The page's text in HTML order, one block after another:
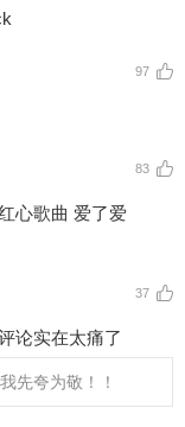
97
83
心歌曲 爱了爱
37
论实在太痛了
先夸为敬！！